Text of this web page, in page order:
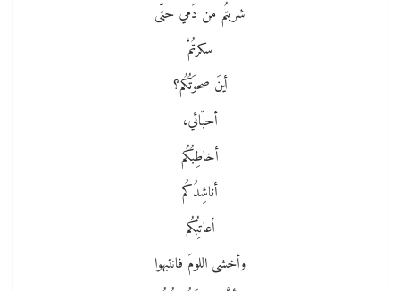
شربتُم من دَمي حتّى
سكرتُمْ
أينَ صحوَتُكُم؟
أحبّائي،
أخاطِبُكُم
أناشِدُكُم
أعاتِبُكُم
وأخشى اللومَ فانتبهوا